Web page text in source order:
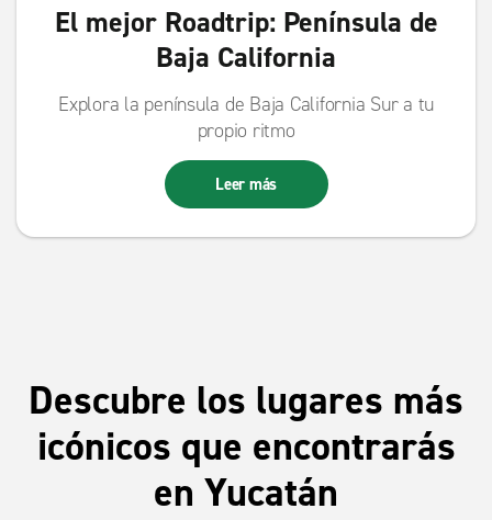
El mejor Roadtrip: Península de
Baja California
Explora la península de Baja California Sur a tu
propio ritmo
Leer más
Descubre los lugares más
icónicos que encontrarás
en Yucatán